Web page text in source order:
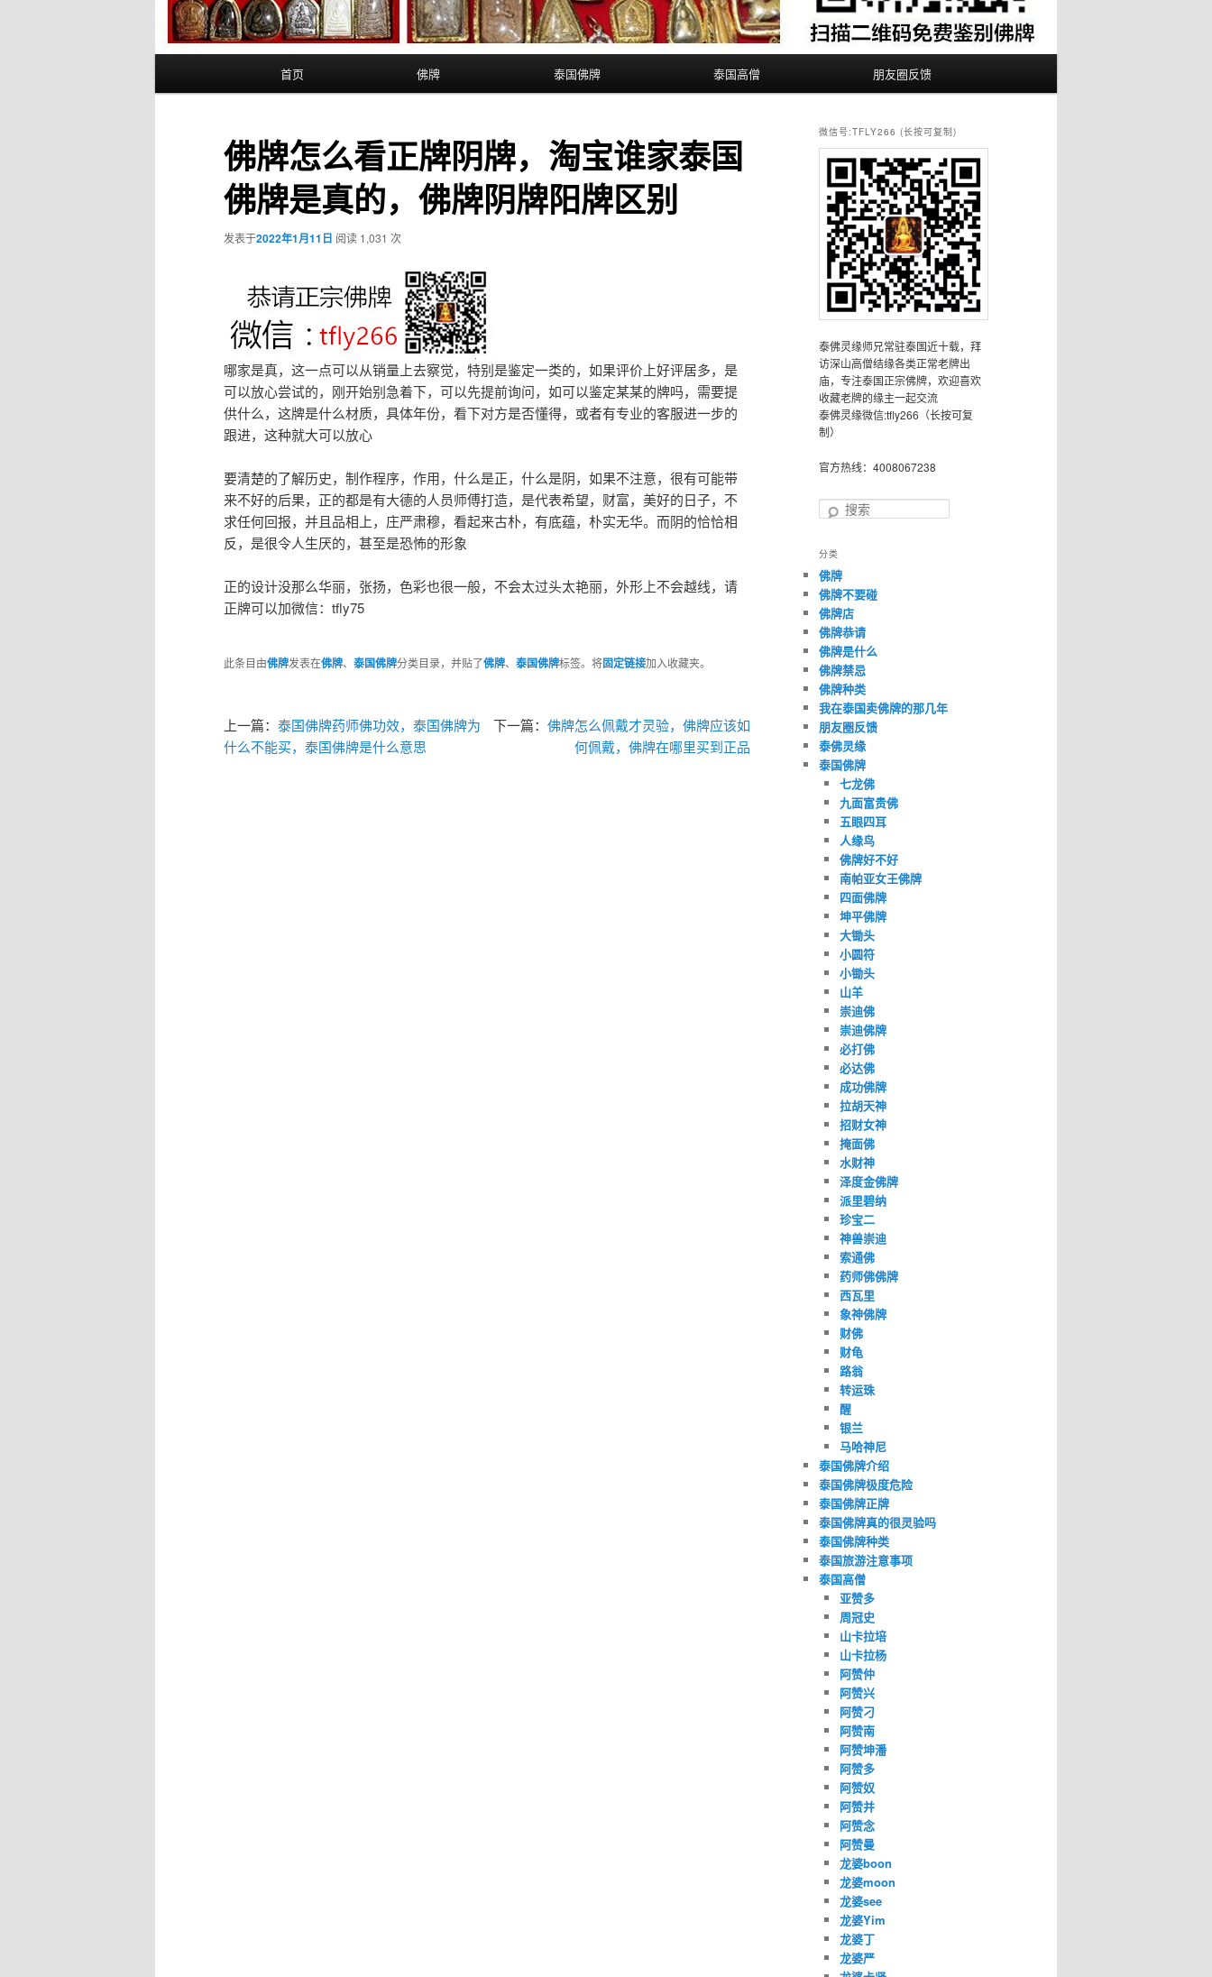
首页 佛牌 泰国佛牌 泰国高僧 朋友圈反馈
佛牌怎么看正牌阴牌，淘宝谁家泰国
佛牌是真的，佛牌阴牌阳牌区别
发表于2022年1月11日 阅读 1,031 次
哪家是真，这一点可以从销量上去察觉，特别是鉴定一类的，如果评价上好评居多，是
可以放心尝试的，刚开始别急着下，可以先提前询问，如可以鉴定某某的牌吗，需要提
供什么，这牌是什么材质，具体年份，看下对方是否懂得，或者有专业的客服进一步的
跟进，这种就大可以放心
要清楚的了解历史，制作程序，作用，什么是正，什么是阴，如果不注意，很有可能带
来不好的后果，正的都是有大德的人员师傅打造，是代表希望，财富，美好的日子，不
求任何回报，并且品相上，庄严肃穆，看起来古朴，有底蕴，朴实无华。而阴的恰恰相
反，是很令人生厌的，甚至是恐怖的形象
正的设计没那么华丽，张扬，色彩也很一般，不会太过头太艳丽，外形上不会越线，请
正牌可以加微信：tfly75
此条目由佛牌发表在佛牌、 泰国佛牌分类目录，并贴了佛牌、 泰国佛牌标签。将固定链接加入收藏夹。
上一篇： 泰国佛牌药师佛功效，泰国佛牌为
什么不能买，泰国佛牌是什么意思
下一篇： 佛牌怎么佩戴才灵验，佛牌应该如
何佩戴，佛牌在哪里买到正品
微信号:TFLY266 (长按可复制)
泰佛灵缘师兄常驻泰国近十载，拜
访深山高僧结缘各类正常老牌出
庙，专注泰国正宗佛牌，欢迎喜欢
收藏老牌的缘主一起交流
泰佛灵缘微信:tfly266（长按可复
制）
官方热线：4008067238
搜
分类
佛牌
佛牌不要碰
佛牌店
佛牌恭请
佛牌是什么
佛牌禁忌
佛牌种类
我在泰国卖佛牌的那几年
朋友圈反馈
泰佛灵缘
泰国佛牌
七龙佛
九面富贵佛
五眼四耳
人缘鸟
佛牌好不好
南帕亚女王佛牌
四面佛牌
坤平佛牌
大锄头
小圆符
小锄头
山羊
崇迪佛
崇迪佛牌
必打佛
必达佛
成功佛牌
拉胡天神
招财女神
掩面佛
水财神
泽度金佛牌
派里碧纳
珍宝二
神兽崇迪
索通佛
药师佛佛牌
西瓦里
象神佛牌
财佛
财龟
路翁
转运珠
醒
银兰
马哈神尼
泰国佛牌介绍
泰国佛牌极度危险
泰国佛牌正牌
泰国佛牌真的很灵验吗
泰国佛牌种类
泰国旅游注意事项
泰国高僧
亚赞多
周冠史
山卡拉培
山卡拉杨
阿赞仲
阿赞兴
阿赞刁
阿赞南
阿赞坤潘
阿赞多
阿赞奴
阿赞并
阿赞念
阿赞曼
龙婆boon
龙婆moon
龙婆see
龙婆Yim
龙婆丁
龙婆严